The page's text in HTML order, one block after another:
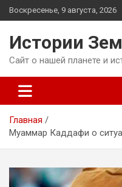
Перейти
к
Воскресенье, 9 августа, 2026
Истории
Сайт о нашей планете и
Главная
Муаммар Каддафи о